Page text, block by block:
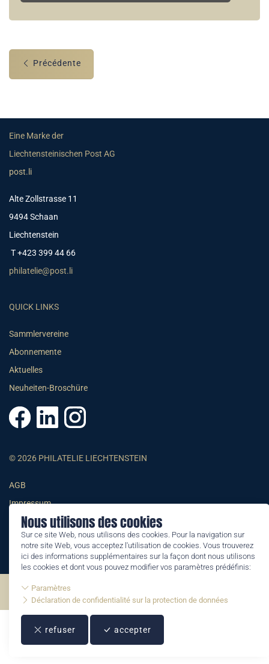
Nous utilisons des cookies
Sur ce site Web, nous utilisons des cookies. Pour la navigation sur
notre site Web, vous acceptez l'utilisation de cookies. Vous trouverez
ici des informations supplémentaires sur la façon dont nous utilisons
les cookies et dont vous pouvez modifier vos paramètres prédéfinis:
Paramètres
Déclaration de confidentialité sur la protection de données
refuser accepter
Précédente
Eine Marke der
Liechtensteinischen Post AG
post.li
Alte Zollstrasse 11
9494 Schaan
Liechtenstein
T +423 399 44 66
philatelie@post.li
QUICK LINKS
Sammlervereine
Abonnemente
Aktuelles
Neuheiten-Broschüre
© 2026 PHILATELIE LIECHTENSTEIN
AGB
Impressum
Datenschutzerklärung
©2026 by Philatelie Liechtenstein | All rights reserved